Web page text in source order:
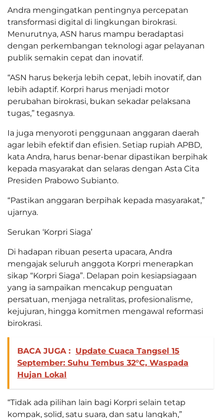
Andra mengingatkan pentingnya percepatan
transformasi digital di lingkungan birokrasi.
Menurutnya, ASN harus mampu beradaptasi
dengan perkembangan teknologi agar pelayanan
publik semakin cepat dan inovatif.
“ASN harus bekerja lebih cepat, lebih inovatif, dan
lebih adaptif. Korpri harus menjadi motor
perubahan birokrasi, bukan sekadar pelaksana
tugas,” tegasnya.
Ia juga menyoroti penggunaan anggaran daerah
agar lebih efektif dan efisien. Setiap rupiah APBD,
kata Andra, harus benar-benar dipastikan berpihak
kepada masyarakat dan selaras dengan Asta Cita
Presiden Prabowo Subianto.
“Pastikan anggaran berpihak kepada masyarakat,”
ujarnya.
Serukan ‘Korpri Siaga’
Di hadapan ribuan peserta upacara, Andra
mengajak seluruh anggota Korpri menerapkan
sikap “Korpri Siaga”. Delapan poin kesiapsiagaan
yang ia sampaikan mencakup penguatan
persatuan, menjaga netralitas, profesionalisme,
kejujuran, hingga komitmen mengawal reformasi
birokrasi.
BACA JUGA : Update Cuaca Tangsel 15
September: Suhu Tembus 32°C, Waspada
Hujan Lokal
“Tidak ada pilihan lain bagi Korpri selain tetap
kompak, solid, satu suara, dan satu langkah,”